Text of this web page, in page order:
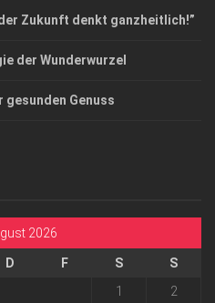
Zukunft denkt ganzheitlich!”
der Wunderwurzel
gesunden Genuss
2026
D F S
S
1
2